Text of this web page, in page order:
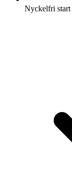
Nyckelfri